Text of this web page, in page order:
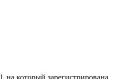
на который зарегистрирована